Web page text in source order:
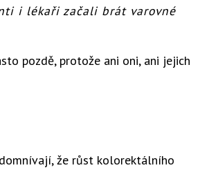
i lékaři začali brát varovné
pozdě, protože ani oni, ani jejich
že růst kolorektálního